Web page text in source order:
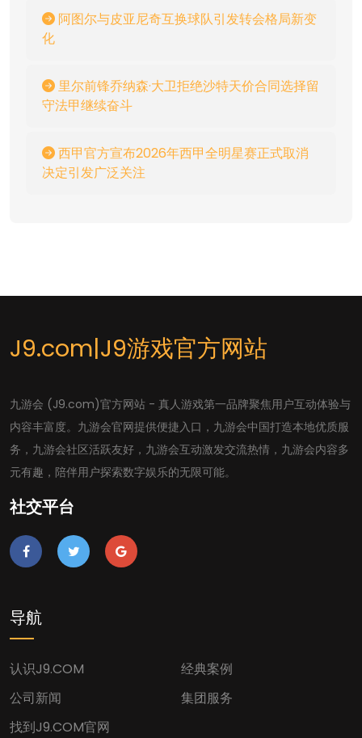
阿图尔与皮亚尼奇互换球队引发转会格局新变
化
里尔前锋乔纳森·大卫拒绝沙特天价合同选择留
守法甲继续奋斗
西甲官方宣布2026年西甲全明星赛正式取消
决定引发广泛关注
J9.com|J9游戏官方网站
九游会 (J9.com)官方网站 - 真人游戏第一品牌聚焦用户互动体验与
内容丰富度。九游会官网提供便捷入口，九游会中国打造本地优质服
务，九游会社区活跃友好，九游会互动激发交流热情，九游会内容多
元有趣，陪伴用户探索数字娱乐的无限可能。
社交平台
导航
认识J9.COM
经典案例
公司新闻
集团服务
找到J9.COM官网